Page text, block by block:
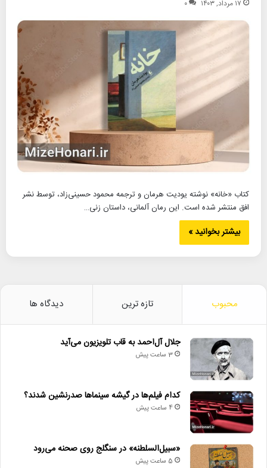
۱۷ مرداد, ۱۴۰۳ ۰
کتاب «خانه» نوشته یودیت هرمان و ترجمه محمود حسینی‌زاد، توسط نشر
افق منتشر شده است. این رمان آلمانی، داستان زنی…
بیشتر بخوانید »
محبوب تازه ترین دیدگاه ها
جلال آل‌احمد به قاب تلویزیون می‌آید
3 ساعت پیش
کدام فیلم‌ها در گیشه سینماها صدرنشین شدند؟
4 ساعت پیش
«سبیل‌السلطنه» در سنگلج روی صحنه می‌رود
5 ساعت پیش